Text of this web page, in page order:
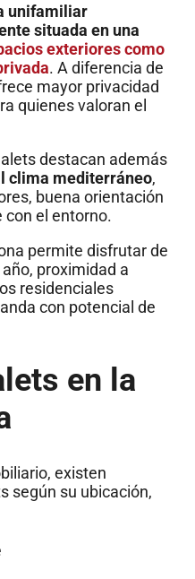
unifamiliar
situada en una
exteriores como
. A diferencia de
mayor privacidad
quienes valoran el
destacan además
clima mediterráneo,
buena orientación
con el entorno.
permite disfrutar de
proximidad a
residenciales
con potencial de
en la
existen
según su ubicación,